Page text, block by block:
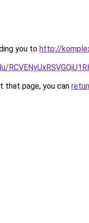
you to http://
that page, you can